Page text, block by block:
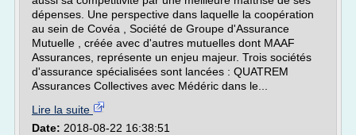
dépenses. Une perspective dans laquelle la coopération
au sein de Covéa , Société de Groupe d'Assurance
Mutuelle , créée avec d'autres mutuelles dont MAAF
Assurances, représente un enjeu majeur. Trois sociétés
d'assurance spécialisées sont lancées : QUATREM
Assurances Collectives avec Médéric dans le...
Lire la suite
Date: 2018-08-22 16:38:51